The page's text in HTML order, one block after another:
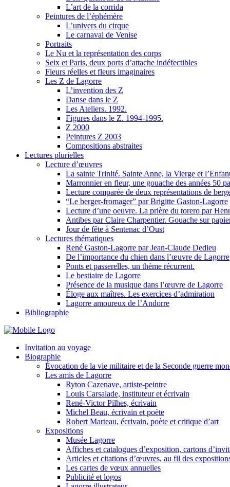
L’art de la corrida
Peintures de l’éphémère
L’univers du cirque
Le carnaval de Venise
Portraits
Le Nu et la représentation des corps
Seix et Paris, deux ports d’attache indéfectibles
Fleurs réelles et fleurs imaginaires
Les Z de Lagorre
L’invention des Z
Danse dans le Z
Les Ateliers. 1992.
Figures dans le Z. 1994-1995.
Z 2000
Peintures Z 2003
Compositions abstraites
Lectures plurielles
Lecture d’œuvres
La sainte Trinité. Sainte Anne, la Vierge et
Marronnier en fleur, une gouache des années 50
Lecture comparée de deux représentations de
“Le berger-fromager” par Brigitte Gaston-Lagorre
Lecture d’une oeuvre. La prière du torero par
Antibes par Claire Charpentier. Gouache sur
Jour de fête à Sentenac d’Oust
Lectures thématiques
René Gaston-Lagorre par Jean-Claude Dedieu
De l’importance du chien dans l’œuvre de Lagorre
Ponts et passerelles, un thème récurrent.
Le bestiaire de Lagorre
Présence de la musique dans l’œuvre de Lagorre
Éloge aux maîtres. Les exercices d’admiration
Lagorre amoureux de l’Andorre
Bibliographie
Invitation au voyage
Biographie
Évocation de la vie militaire et de la Seconde guerre
Les amis de Lagorre
Ryton Cazenave, artiste-peintre
Louis Carsalade, instituteur et écrivain
René-Victor Pilhes, écrivain
Michel Beau, écrivain et poète
Robert Marteau, écrivain, poète et critique d’art
Expositions
Musée Lagorre
Affiches et catalogues d’exposition, cartons
Articles et citations d’œuvres, au fil des
Les cartes de vœux annuelles
Publicité et logos